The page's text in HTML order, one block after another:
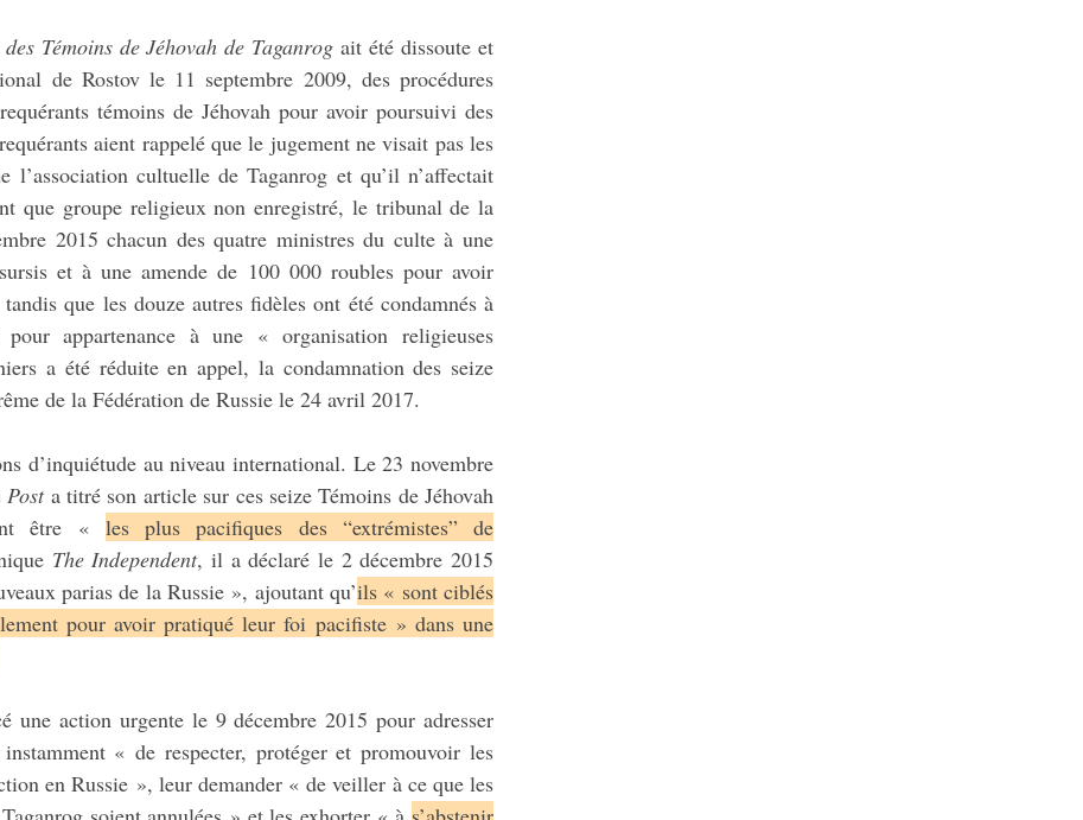
Témoins de Jéhovah de Taganrog ait été dissoute et
de Rostov le 11 septembre 2009, des procédures
témoins de Jéhovah pour avoir poursuivi des
aient rappelé que le jugement ne visait pas les
l’association cultuelle de Taganrog et qu’il n’affectait
que groupe religieux non enregistré, le tribunal de la
2015 chacun des quatre ministres du culte à une
et à une amende de 100 000 roubles pour avoir
que les douze autres fidèles ont été condamnés à
appartenance à une « organisation religieuses
a été réduite en appel, la condamnation des seize
de la Fédération de Russie le 24 avril 2017.
d’inquiétude au niveau international. Le 23 novembre
Posta titré son article sur ces seize Témoins de Jéhovah
être « les plus pacifiques des “extrémistes” de
The Independent, il a déclaré le 2 décembre 2015
parias de la Russie », ajoutant qu’ils « sont ciblés
pour avoir pratiqué leur foi pacifiste » dans une
une action urgente le 9 décembre 2015 pour adresser
« de respecter, protéger et promouvoir les
en Russie », leur demander « de veiller à ce que les